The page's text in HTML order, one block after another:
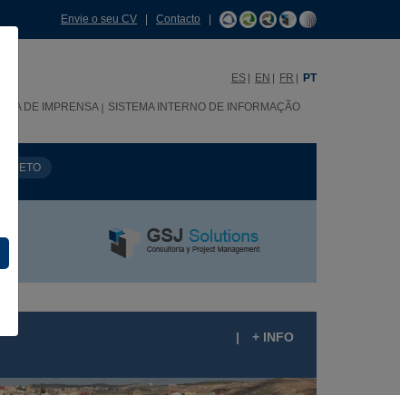
Envie o seu CV Contacto
ES EN FR PT
SALA DE IMPRENSA SISTEMA INTERNO DE INFORMAÇÃO
| + INFO